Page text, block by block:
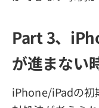
Part 3、
が進まない
iPhone/iPadの初